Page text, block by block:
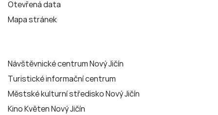
Otevřená data
Mapa stránek
Návštěvnické centrum Nový Jičín
Turistické informační centrum
Městské kulturní středisko Nový Jičín
Kino Květen Nový Jičín